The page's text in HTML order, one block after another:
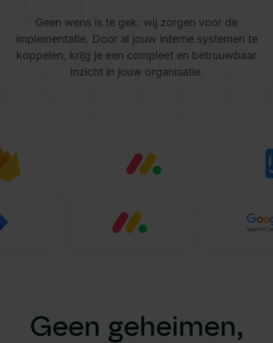
Geen wens is te gek: wij zorgen voor de
implementatie. Door al jouw interne systemen te
koppelen, krijg je een compleet en betrouwbaar
inzicht in jouw organisatie.
Geen geheimen,